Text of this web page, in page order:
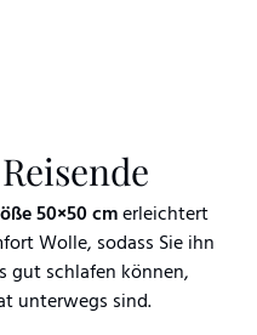
50×50 cmerleichtert
Wolle, sodass Sie ihn
gut schlafen können,
unterwegs sind.